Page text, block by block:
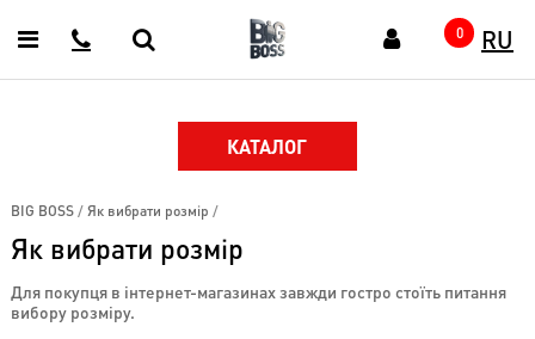
0 RU
Головна
Про
оформити
замовлення
вибрати
розмір
КАТАЛОГ
BIG BOSS/ Як вибрати розмір /
Як вибрати розмір
Для покупця в інтернет-магазинах завжди гостро стоїть питання
вибору розміру.